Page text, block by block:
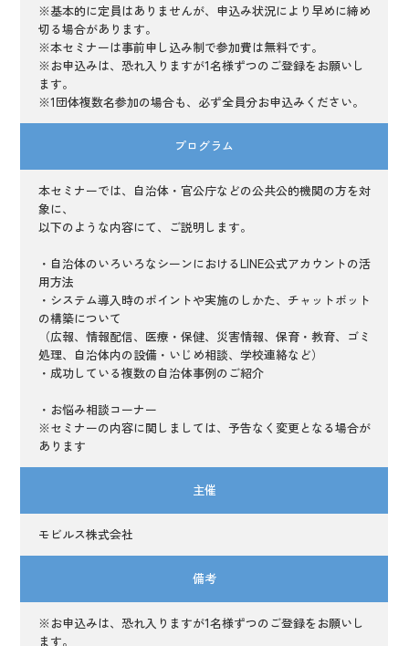
※基本的に定員はありませんが、申込み状況により早めに締め
切る場合があります。
※本セミナーは事前申し込み制で参加費は無料です。
※お申込みは、恐れ入りますが1名様ずつのご登録をお願いし
ます。
※1団体複数名参加の場合も、必ず全員分お申込みください。
プログラム
本セミナーでは、自治体・官公庁などの公共公的機関の方を対
象に、
以下のような内容にて、ご説明します。
・自治体のいろいろなシーンにおけるLINE公式アカウントの活
用方法
・システム導入時のポイントや実施のしかた、チャットボット
の構築について
（広報、情報配信、医療・保健、災害情報、保育・教育、ゴミ
処理、自治体内の設備・いじめ相談、学校連絡など）
・成功している複数の自治体事例のご紹介
・お悩み相談コーナー
※セミナーの内容に関しましては、予告なく変更となる場合が
あります
主催
モビルス株式会社
備考
※お申込みは、恐れ入りますが1名様ずつのご登録をお願いし
ます。